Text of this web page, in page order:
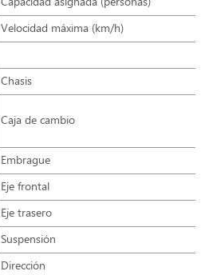
Velocidad máxima (km/h)
Chasis
Caja de cambio
Embrague
Eje frontal
Eje trasero
Suspensión
Dirección